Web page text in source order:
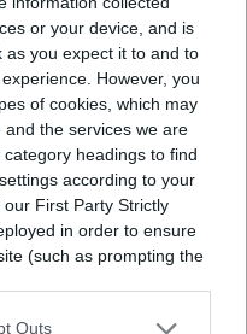
or your device, and is
as you expect it to and to
However, you
of cookies, which may
the services we are
headings to find
according to your
First Party Strictly
in order to ensure
(such as prompting the
Outs